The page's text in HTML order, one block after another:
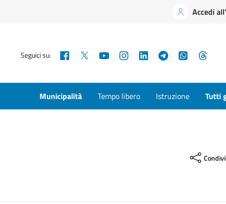
Accedi
Seguici su: Facebook YouTubeInstagramLinkedInTelegramWhatsApp
Municipalità Tempo libero Istruzione Tutti